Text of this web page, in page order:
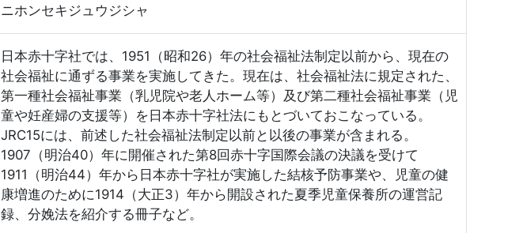
ニホンセキジュウジシャ
日本赤十字社では、1951（昭和26）年の社会福祉法制定以前から、現在の
社会福祉に通ずる事業を実施してきた。現在は、社会福祉法に規定された、
第一種社会福祉事業（乳児院や老人ホーム等）及び第二種社会福祉事業（児
童や妊産婦の支援等）を日本赤十字社法にもとづいておこなっている。
JRC15には、前述した社会福祉法制定以前と以後の事業が含まれる。
1907（明治40）年に開催された第8回赤十字国際会議の決議を受けて
1911（明治44）年から日本赤十字社が実施した結核予防事業や、児童の健
康増進のために1914（大正3）年から開設された夏季児童保養所の運営記
録、分娩法を紹介する冊子など。